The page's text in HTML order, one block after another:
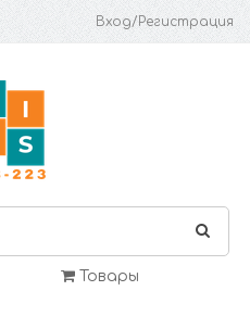
Вход/Регистрация
Товары